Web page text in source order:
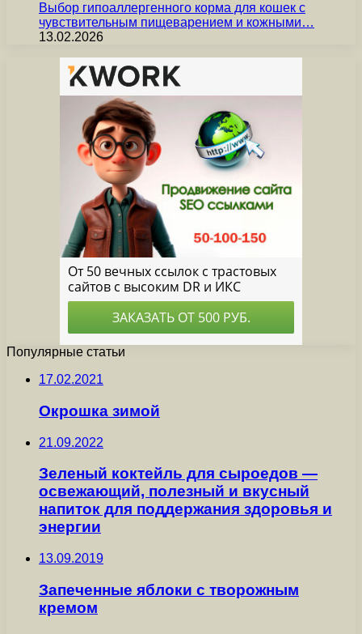
Выбор гипоаллергенного корма для кошек с
чувствительным пищеварением и кожными…
13.02.2026
Популярные статьи
17.02.2021
Окрошка зимой
21.09.2022
Зеленый коктейль для сыроедов —
освежающий, полезный и вкусный
напиток для поддержания здоровья и
энергии
13.09.2019
Запеченные яблоки с творожным
кремом